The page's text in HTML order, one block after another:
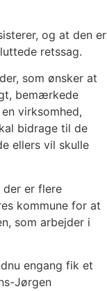
og at den er
retssag.
som ønsker at
bemærkede
virksomhed,
bidrage til de
ellers vil skulle
der er flere
kommune for at
som arbejder i
engang fik et
Jørgen